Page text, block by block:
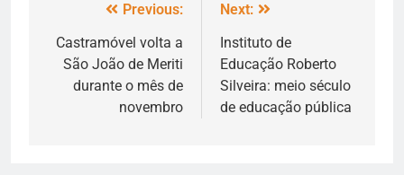
Previous:
Castramóvel volta a
São João de Meriti
durante o mês de
novembro
Next:
Instituto de
Educação Roberto
Silveira: meio século
de educação pública